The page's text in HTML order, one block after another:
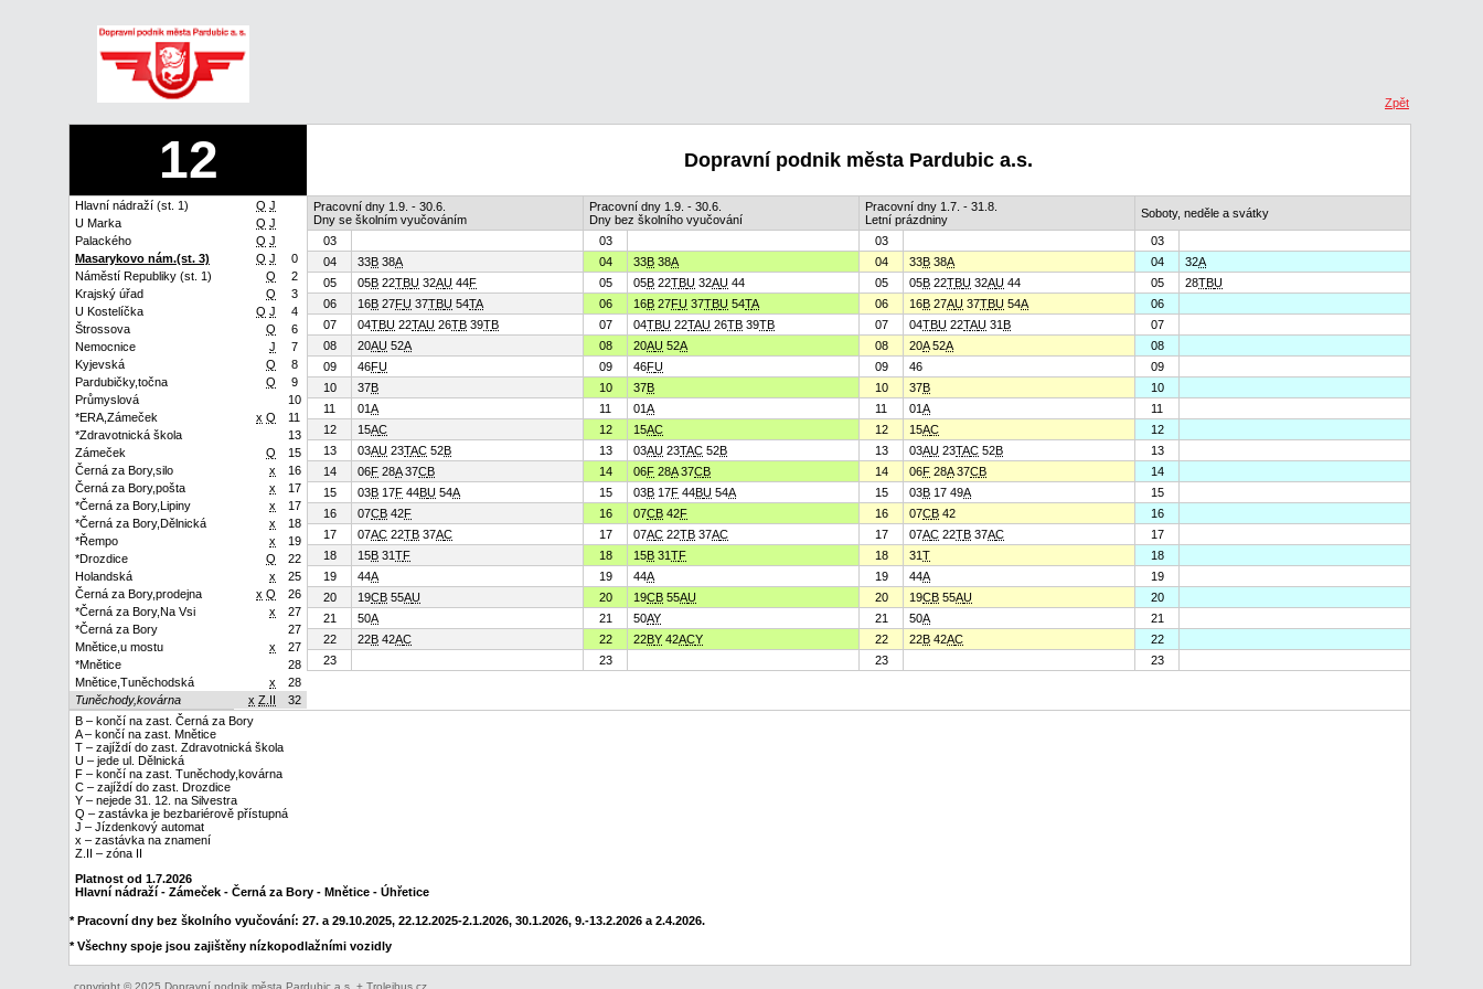
Zpět
12 Dopravní podnik města Pardubic a.s.
Hlavní nádraží (st. 1) Q J
U Marka
Q J
Palackého
Q J
Masarykovo nám.(st. 3)
Q J
0
Náměstí Republiky (st. 1)
Q
2
Krajský úřad
Q
3
U Kostelíčka
Q J
4
Štrossova
Q
6
Nemocnice
J
7
Kyjevská
Q
8
Pardubičky,točna
Q
9
Průmyslová
10
*ERA,Zámeček
x Q
11
*Zdravotnická škola
13
Zámeček
Q
15
Černá za Bory,silo
x
16
Černá za Bory,pošta
x
17
*Černá za Bory,Lipiny
x
17
*Černá za Bory,Dělnická
x
18
*Řempo
x
19
*Drozdice
Q
22
Holandská
x
25
Černá za Bory,prodejna
x Q
26
*Černá za Bory,Na Vsi
x
27
*Černá za Bory
27
Mnětice,u mostu
x
27
*Mnětice
28
Mnětice,Tuněchodská
x
28
Tuněchody,kovárna
x Z.II 32
Pracovní dny 1.9. - 30.6.
Dny se školním vyučováním
Pracovní dny 1.9. - 30.6.
Dny bez školního vyučování
Pracovní dny 1.7. - 31.8.
Letní prázdniny
Soboty, neděle a svátky
03 03 03
03
04
33B 38A 04 33B 38A 04 33B 38A 04 32A
05
05B 22TBU 32AU 44F 05 05B 22TBU 32AU 44 05 05B 22TBU 32AU 44 05 28TBU
06
16B 27FU 37TBU 54TA 06 16B 27FU 37TBU 54TA 06 16B 27AU 37TBU 54A
06
07
04TBU 22TAU 26TB 39TB 07 04TBU 22TAU 26TB 39TB 07 04TBU 22TAU 31B
07
08
20AU 52A 08 20AU 52A 08 20A52A
08
09
46FU 09 46FU 09 46
09
10
37B 10 37B 10 37B
10
11
01A 11 01A 11 01A
11
12
15AC 12 15AC 12 15AC
12
13
03AU 23TAC 52B 13 03AU 23TAC 52B 13 03AU 23TAC 52B
13
14
06F 28A37CB 14 06F 28A37CB 14 06F 28A37CB
14
15
03B 17F 44BU 54A 15 03B 17F 44BU 54A 15 03B 17 49A
15
16
07CB 42F 16 07CB 42F 16 07CB 42
16
17
07AC 22TB 37AC 17 07AC 22TB 37AC 17 07AC 22TB 37AC
17
18
15B 31TF 18 15B 31TF 18 31T
18
19
44A 19 44A 19 44A
19
20
19CB 55AU 20 19CB 55AU 20 19CB 55AU
20
21
50A 21 50AY 21 50A
21
22
22B 42AC 22 22BY 42ACY 22 22B 42AC
22
23
23 23 23
B – končí na zast. Černá za Bory
A – končí na zast. Mnětice
T – zajíždí do zast. Zdravotnická škola
U – jede ul. Dělnická
F – končí na zast. Tuněchody,kovárna
C – zajíždí do zast. Drozdice
Y – nejede 31. 12. na Silvestra
Q – zastávka je bezbariérově přístupná
J – Jízdenkový automat
x – zastávka na znamení
Z.II – zóna II
Platnost od 1.7.2026
Hlavní nádraží - Zámeček - Černá za Bory - Mnětice - Úhřetice
* Pracovní dny bez školního vyučování: 27. a 29.10.2025, 22.12.2025-2.1.2026, 30.1.2026, 9.-13.2.2026 a 2.4.2026.
* Všechny spoje jsou zajištěny nízkopodlažními vozidly
copyright © 2025 Dopravní podnik města Pardubic a.s. + Trolejbus.cz